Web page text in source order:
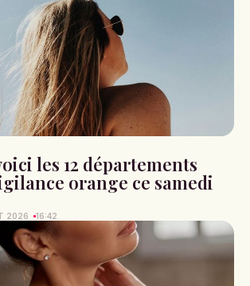
les 12 départements
orange ce samedi
2026 16:42